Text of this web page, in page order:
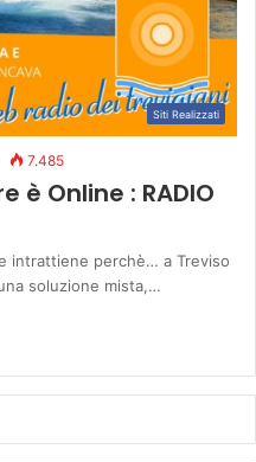
Siti Realizzati
7.485
è Online : RADIO
intrattiene perchè… a Treviso
soluzione mista,…